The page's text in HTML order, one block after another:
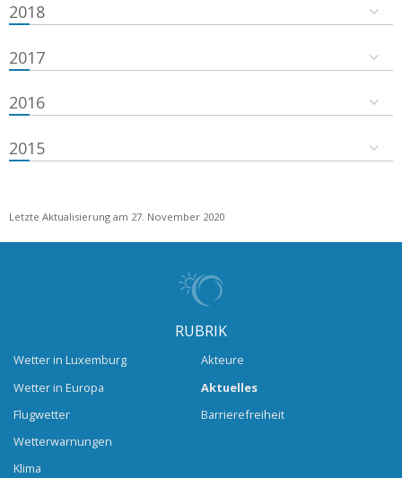
2018
2017
2016
2015
Letzte Aktualisierung am 27. November 2020
RUBRIK
Wetter in Luxemburg
Wetter in Europa
Flugwetter
Wetterwarnungen
Klima
Akteure
Aktuelles
Barrierefreiheit